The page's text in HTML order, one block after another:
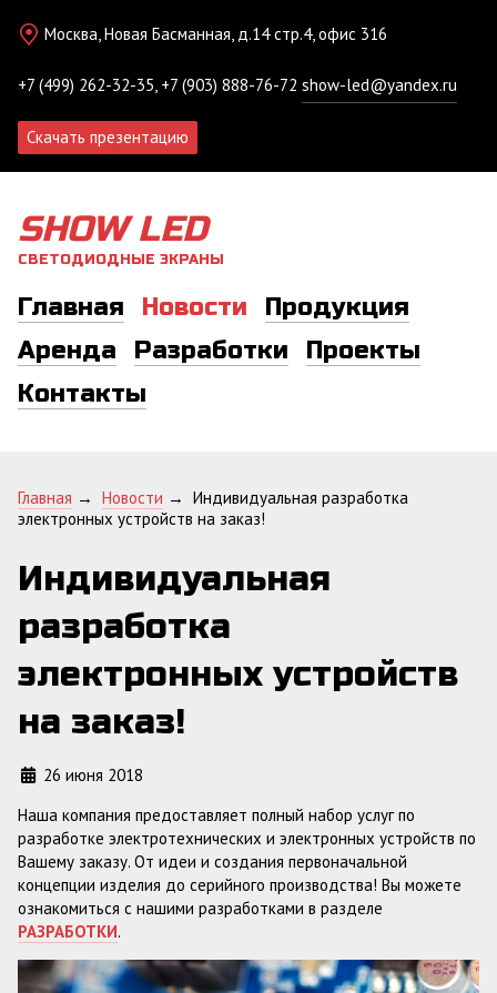
Москва, Новая Басманная, д.14 стр.4, офис 316
+7 (499) 262-32-35, +7 (903) 888-76-72 show-led@yandex.ru
Скачать презентацию
SHOW LED
СВЕТОДИОДНЫЕ ЭКРАНЫ
Главная Новости
Продукция
Аренда
Разработки
Проекты
Контакты
Главная → Новости → Индивидуальная разработка
электронных устройств на заказ!
Индивидуальная
разработка
электронных устройств
на заказ!
26 июня 2018
Наша компания предоставляет полный набор услуг по
разработке электротехнических и электронных устройств по
Вашему заказу. От идеи и создания первоначальной
концепции изделия до серийного производства! Вы можете
ознакомиться с нашими разработками в разделе
РАЗРАБОТКИ.